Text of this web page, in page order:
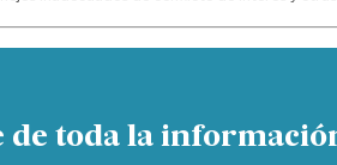
de toda la